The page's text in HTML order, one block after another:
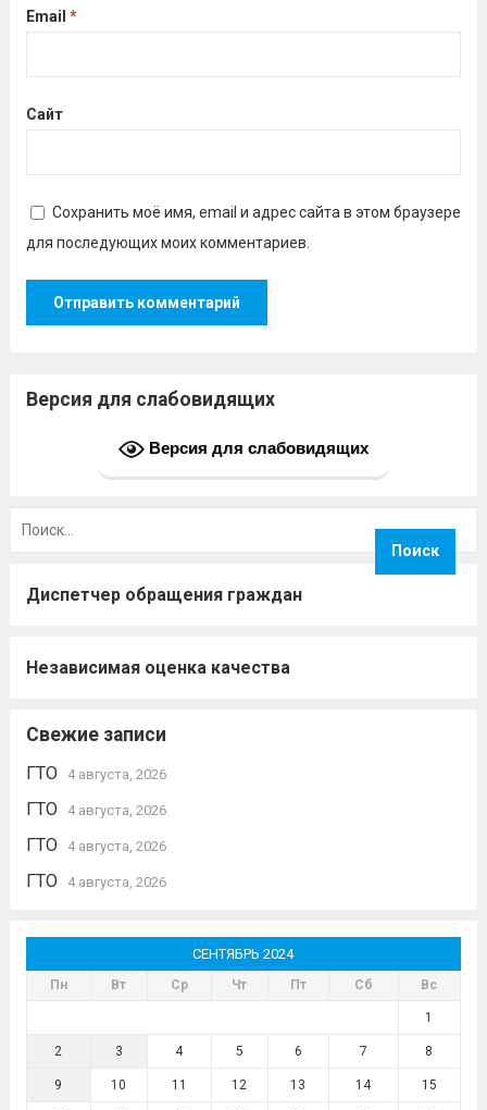
Email *
Сайт
Сохранить моё имя, email и адрес сайта в этом браузере
для последующих моих комментариев.
Версия для слабовидящих
Версия для слабовидящих
Диспетчер обращения граждан
Независимая оценка качества
Свежие записи
ГТО 4 августа, 2026
ГТО 4 августа, 2026
ГТО 4 августа, 2026
ГТО 4 августа, 2026
СЕНТЯБРЬ 2024
Пн Вт Ср Чт Пт Сб Вс
1
2 3 4 5 6 7 8
9 10 11 12 13 14 15